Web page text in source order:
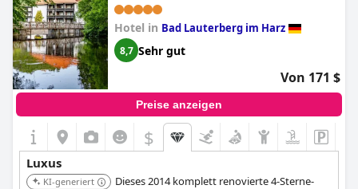
Hotel in Bad Lauterberg im Harz
8,7 Sehr gut
Von 171 $
Preise anzeigen
$
Luxus
KI-generiert
Dieses 2014 komplett renovierte 4-Sterne-